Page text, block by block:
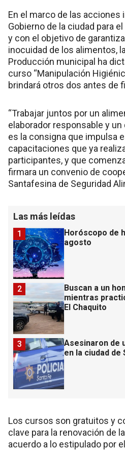
En el marco de las acciones
Gobierno de la ciudad para
y con el objetivo de
inocuidad de los alimentos,
Producción municipal ha
curso “Manipulación
brindará otros dos antes de
“Trabajar juntos por un
elaborador responsable y
es la consigna que impulsa
capacitaciones que ya
participantes, y que
firmara un convenio de
Santafesina de Seguridad
Las más leídas
Horóscopo de
agosto
1
Buscan a un
mientras
El Chaquito
2
Asesinaron de
en la ciudad de
3
Los cursos son gratuitos y
clave para la renovación de
acuerdo a lo estipulado por